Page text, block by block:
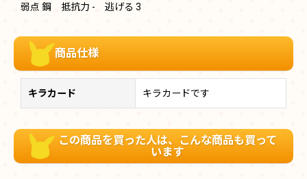
弱点 鋼 抵抗力 - 逃げる 3
商品仕様
キラカード キラカードです
この商品を買った人は、こんな商品も買って
います